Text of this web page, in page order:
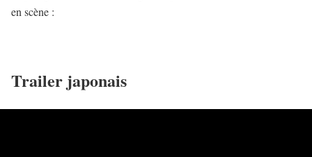
en scène :
Trailer japonais